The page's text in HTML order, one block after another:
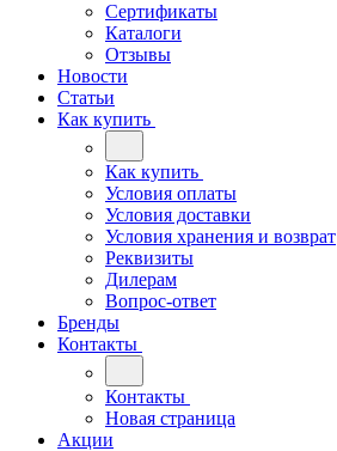
Сертификаты
Каталоги
Отзывы
Новости
Статьи
Как купить
Как купить
Условия оплаты
Условия доставки
Условия хранения и возврат
Реквизиты
Дилерам
Вопрос-ответ
Бренды
Контакты
Контакты
Новая страница
Акции